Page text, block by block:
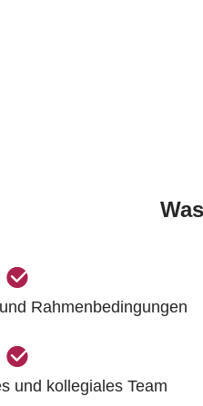
Rahmenbedingungen
und kollegiales Team